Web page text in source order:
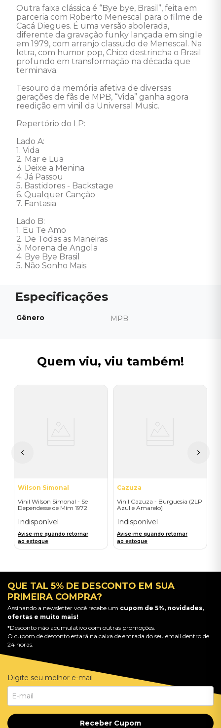
Outra faixa clássica é “Bye bye, Brasil”, feita em
parceria com Roberto Menescal para o filme de
Cacá Diegues. É uma versão abolerada,
diferente da gravação funky lançada em single
em 1979, com arranjo classudo de Menescal. Na
letra, com humor pop, Chico destrincha o Brasil
profundo em transformação na década que
terminava.
Tesouro da memória afetiva de diversas
gerações de fãs de MPB, “Vida” ganha agora
reedição em vinil da Universal Music.
Repertório do LP:
Lado A:
1. Vida
2. Mar e Lua
3. Deixe a Menina
4. Já Passou
5. Bastidores - Backstage
6. Qualquer Canção
7. Fantasia
Lado B:
1. Eu Te Amo
2. De Todas as Maneiras
3. Morena de Angola
4. Bye Bye Brasil
5. Não Sonho Mais
Gênero MPB
Quem viu, viu também!
Wilson Simonal
Vinil Wilson Simonal - Se
Dependesse de Mim 1972
Indisponível
Avise-me quando retornar
ao estoque
Cazuza
Vinil Cazuza - Burguesia (2LP
Azul e Amarelo)
Indisponível
Avise-me quando retornar
ao estoque
QUE TAL 5% DE DESCONTO EM SUA
PRIMEIRA COMPRA?
Assinando a newsletter você recebe um cupom de 5%, novidades,
ofertas e muito mais!
*Desconto não acumulativo com outras promoções.
O cupom de desconto estará na caixa de entrada do seu email dentro de
24 horas.
Digite seu melhor e-mail
Receber Cupom